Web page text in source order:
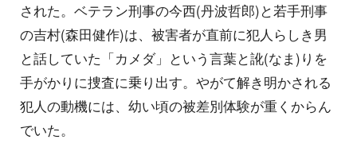
された。ベテラン刑事の今西(丹波哲郎)と若手刑事
の吉村(森田健作)は、被害者が直前に犯人らしき男
と話していた「カメダ」という言葉と訛(なま)りを
手がかりに捜査に乗り出す。やがて解き明かされる
犯人の動機には、幼い頃の被差別体験が重くからん
でいた。